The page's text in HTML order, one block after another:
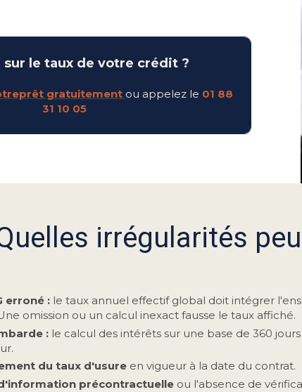
sur le taux de votre crédit ?
gratuitement ou appelez le 01 88
31 10 05
irrégularités
erroné : le taux annuel effectif global doit intégrer
omission ou un calcul inexact fausse le taux affiché.
: le calcul des intérêts sur une base de 360
du taux d'usure en vigueur à la date du contrat.
précontractuelle ou l'absence de